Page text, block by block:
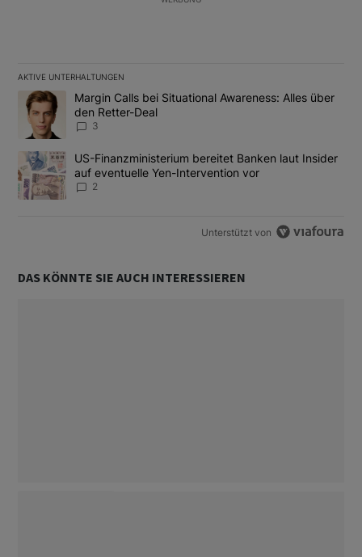
AKTIVE UNTERHALTUNGEN
Das Folgende ist eine Liste der am meisten kommentierten
Ein Trendartikel mit dem Titel "Margin Calls bei Situational
Margin Calls bei Situational Awareness: Alles über
den Retter-Deal
3
Ein Trendartikel mit dem Titel "US-Finanzministerium bereitet
US-Finanzministerium bereitet Banken laut Insider
auf eventuelle Yen-Intervention vor
2
Unterstützt von
DAS KÖNNTE SIE AUCH INTERESSIEREN